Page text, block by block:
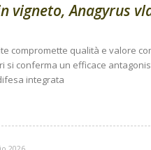
vigneto, Anagyrus
compromette qualità e valore
si conferma un efficace
integrata